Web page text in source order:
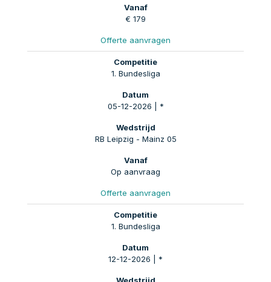
€ 179
Offerte aanvragen
1. Bundesliga
05-12-2026 | *
RB Leipzig - Mainz 05
Op aanvraag
Offerte aanvragen
1. Bundesliga
12-12-2026 | *